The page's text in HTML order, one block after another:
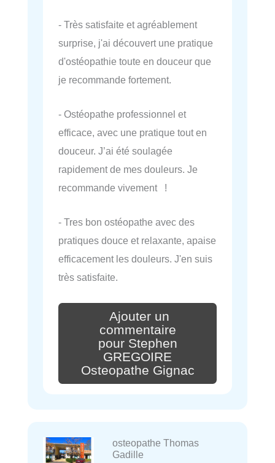
- Très satisfaite et agréablement
surprise, j'ai découvert une pratique
d'ostéopathie toute en douceur que
je recommande fortement.
- Ostéopathe professionnel et
efficace, avec une pratique tout en
douceur. J’ai été soulagée
rapidement de mes douleurs. Je
recommande vivement !
- Tres bon ostéopathe avec des
pratiques douce et relaxante, apaise
efficacement les douleurs. J'en suis
très satisfaite.
Ajouter un
commentaire
pour Stephen
GREGOIRE
Osteopathe Gignac
osteopathe Thomas
Gadille